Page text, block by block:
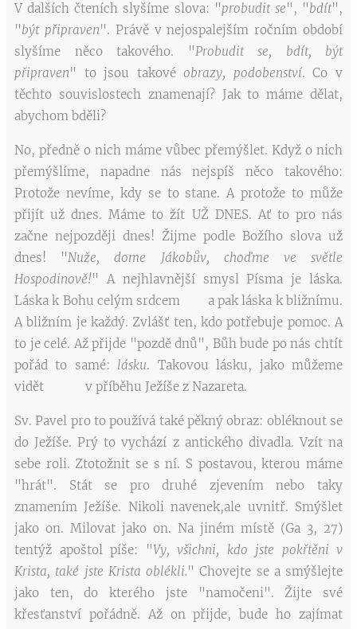
V dalších čteních slyšíme slova: "probudit se", "bdít",
"být připraven". Právě v nejospalejším ročním období
slyšíme něco takového. "Probudit se, bdít, být
připraven" to jsou takovéobrazy, podobenství. Co v
těchto souvislostech znamenají? Jak to máme dělat,
abychom bděli?
No, předně o nich máme vůbec přemýšlet. Když o nich
přemýšlíme, napadne nás nejspíš něco takového:
Protože nevíme, kdy se to stane. A protože to může
přijít už dnes. Máme to žít UŽ DNES. Ať to pro nás
začne nejpozději dnes! Žijme podle Božího slova už
dnes! "Nuže, dome Jákobův, choďme ve světle
Hospodinově!" A nejhlavnější smysl Písma je láska.
Láska k Bohu celým srdcem a pak láska k bližnímu.
A bližním je každý. Zvlášť ten, kdo potřebuje pomoc. A
to je celé. Až přijde "pozdě dnů", Bůh bude po nás chtít
pořád to samé: lásku. Takovou lásku, jako můžeme
vidět v příběhu Ježíše z Nazareta.
Sv. Pavel pro to používá také pěkný obraz: obléknout se
do Ježíše. Prý to vychází z antického divadla. Vzít na
sebe roli. Ztotožnit se s ní. S postavou, kterou máme
"hrát". Stát se pro druhé zjevením nebo taky
znamením Ježíše. Nikoli navenek,ale uvnitř. Smýšlet
jako on. Milovat jako on. Na jiném místě (Ga 3, 27)
tentýž apoštol píše: "Vy, všichni, kdo jste pokřtěni v
Krista, také jste Krista oblékli." Chovejte se a smýšlejte
jako ten, do kterého jste "namočeni". Žijte své
křesťanství pořádně. Až on přijde, bude ho zajímat